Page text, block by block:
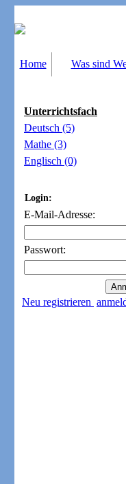
Home Was sind
Unterrichtsfach
Deutsch (5)
Mathe (3)
Englisch (0)
Login:
E-Mail-Adresse:
Passwort:
Neu registrieren